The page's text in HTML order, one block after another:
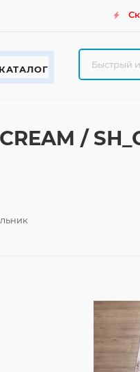
КАТАЛОГ
/